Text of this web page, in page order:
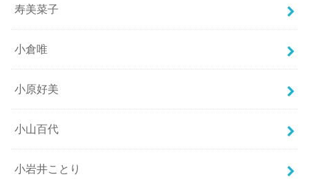
寿美菜子
小倉唯
小原好美
小山百代
小岩井ことり